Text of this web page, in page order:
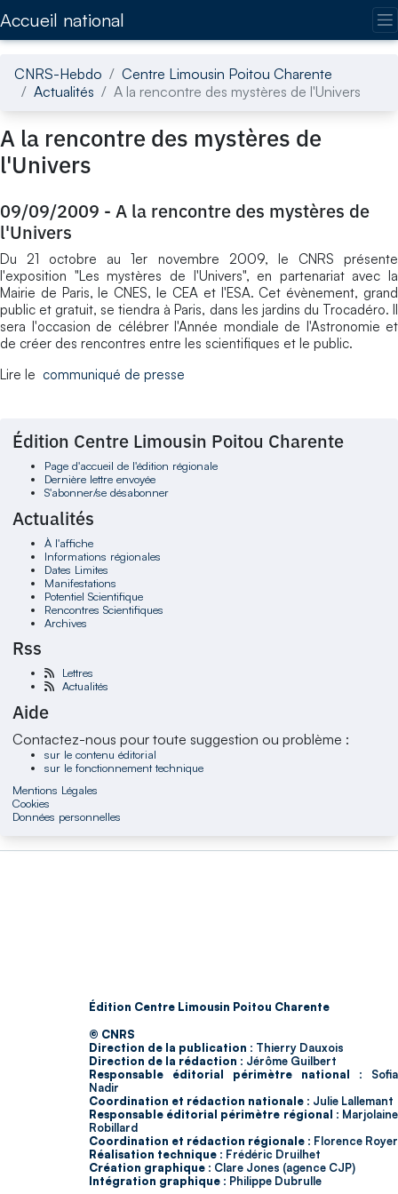
Accueil national
CNRS-Hebdo
Centre Limousin Poitou Charente
Actualités
A la rencontre des mystères de l'Univers
A la rencontre des mystères de
l'Univers
09/09/2009 - A la rencontre des mystères de
l'Univers
Du 21 octobre au 1er novembre 2009, le CNRS présente
l'exposition "Les mystères de l'Univers", en partenariat avec la
Mairie de Paris, le CNES, le CEA et l'ESA. Cet évènement, grand
public et gratuit, se tiendra à Paris, dans les jardins du Trocadéro. Il
sera l'occasion de célébrer l'Année mondiale de l'Astronomie et
de créer des rencontres entre les scientifiques et le public.
Lire le communiqué de presse
Édition Centre Limousin Poitou Charente
Page d'accueil de l'édition régionale
Dernière lettre envoyée
S'abonner/se désabonner
Actualités
À l'affiche
Informations régionales
Dates Limites
Manifestations
Potentiel Scientifique
Rencontres Scientifiques
Archives
Rss
Lettres
Actualités
Aide
Contactez-nous pour toute suggestion ou problème :
sur le contenu éditorial
sur le fonctionnement technique
Mentions Légales
Cookies
Données personnelles
Édition Centre Limousin Poitou Charente
© CNRS
Direction de la publication : Thierry Dauxois
Direction de la rédaction : Jérôme Guilbert
Responsable éditorial périmètre national : Sofia
Nadir
Coordination et rédaction nationale : Julie Lallemant
Responsable éditorial périmètre régional : Marjolaine
Robillard
Coordination et rédaction régionale : Florence Royer
Réalisation technique : Frédéric Druilhet
Création graphique : Clare Jones (agence CJP)
Intégration graphique : Philippe Dubrulle